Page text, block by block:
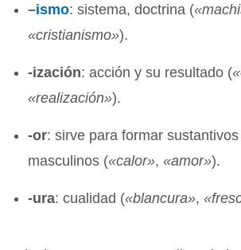
–ismo: sistema, doctrina («
«cristianismo»).
-ización: acción y su resultado («
«realización»).
-or: sirve para formar
masculinos («calor»,«amor»).
-ura: cualidad («blancura»,«